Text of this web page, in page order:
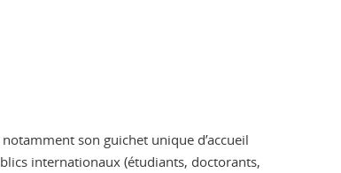
son guichet unique d’accueil
internationaux (étudiants, doctorants,